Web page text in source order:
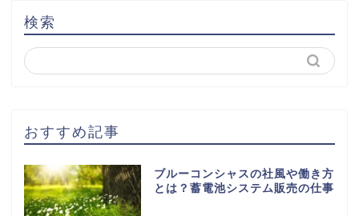
検索
おすすめ記事
ブルーコンシャスの社風や働き方
とは？蓄電池システム販売の仕事